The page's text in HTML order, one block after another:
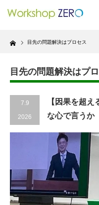
Home 目先の問題解決はプロセス
目先の問題解決はプ
7.9
2026
【因果を超
な心で言うか